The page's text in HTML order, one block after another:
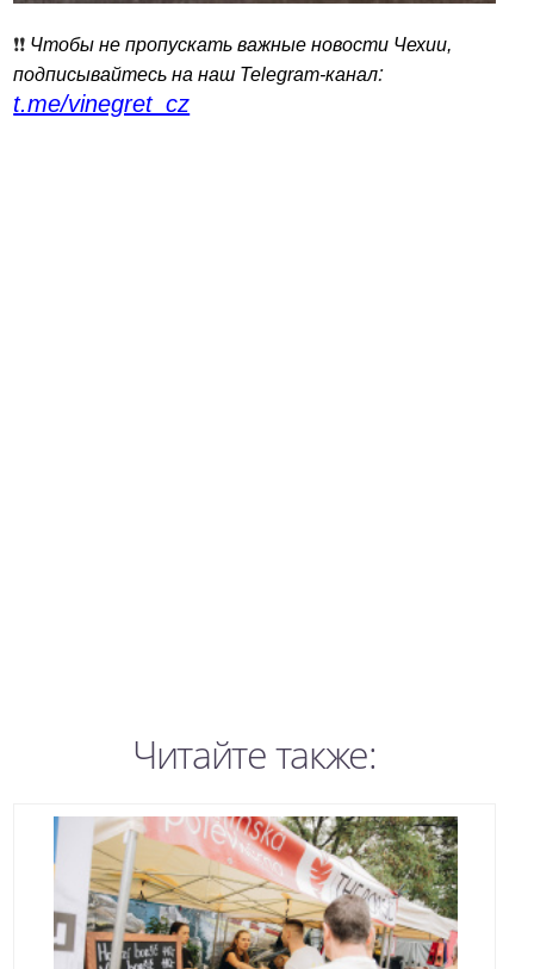
❗️❗️ Чтобы не пропускать важные новости Чехии,
подписывайтесь на наш Telegram-канал:
t.me/vinegret_cz
Читайте также: